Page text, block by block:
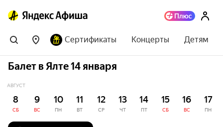
Сертификаты Концерты Детям
Балет в Ялте 14 января
АВГУСТ
8
СБ
9
ВС
10
ПН
11
ВТ
12
СР
13
ЧТ
14
ПТ
15
СБ
16
ВС
17
ПН